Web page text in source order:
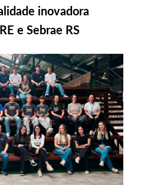
inovadora
e Sebrae RS